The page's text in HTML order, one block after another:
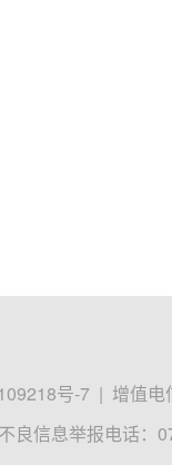
号-7 | 增值电
良信息举报电话：